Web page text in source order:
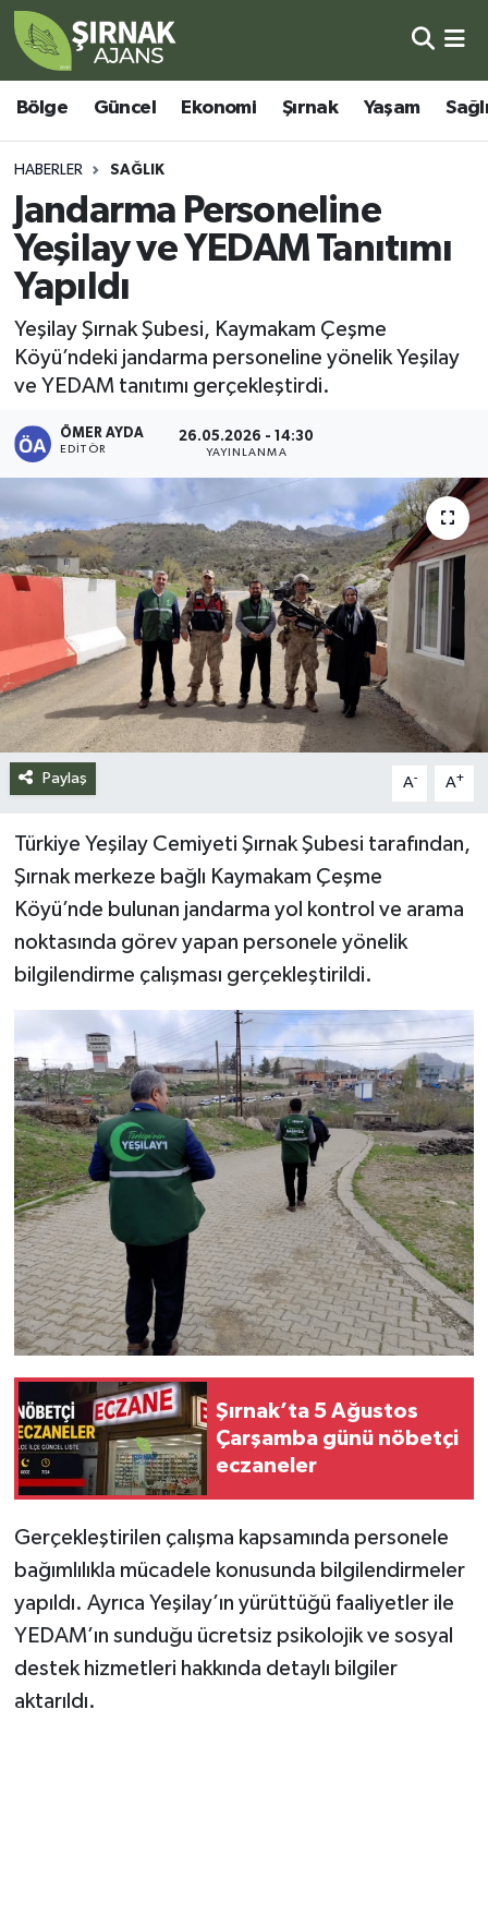
Bölge Güncel Ekonomi Şırnak Yaşam
HABERLER SAĞLIK
Jandarma Personeline
Yeşilay ve YEDAM Tanıtımı
Yapıldı
Yeşilay Şırnak Şubesi, Kaymakam Çeşme
Köyü’ndeki jandarma personeline yönelik Yeşilay
ve YEDAM tanıtımı gerçekleştirdi.
ÖMER AYDA
EDITÖR
26.05.2026 - 14:30
YAYINLANMA
Paylaş A- A+
Türkiye Yeşilay Cemiyeti Şırnak Şubesi tarafından,
Şırnak merkeze bağlı Kaymakam Çeşme
Köyü’nde bulunan jandarma yol kontrol ve arama
noktasında görev yapan personele yönelik
bilgilendirme çalışması gerçekleştirildi.
Şırnak’ta 5 Ağustos
Çarşamba günü nöbetçi
eczaneler
Gerçekleştirilen çalışma kapsamında personele
bağımlılıkla mücadele konusunda bilgilendirmeler
yapıldı. Ayrıca Yeşilay’ın yürüttüğü faaliyetler ile
YEDAM’ın sunduğu ücretsiz psikolojik ve sosyal
destek hizmetleri hakkında detaylı bilgiler
aktarıldı.
Bölge
Güncel
Ekonomi
Şırnak
Yaşam
Sağlık
Siyaset
Spor
Teknoloji
Yazarlar
Şırnak Nöbetçi Eczaneler
Şırnak Hava Durumu
Şirnak Namaz Vakitleri
Şırnak Trafik Yoğunluk Haritası
Süper Lig Puan Durumu ve Fikstür
Tüm Manşetler